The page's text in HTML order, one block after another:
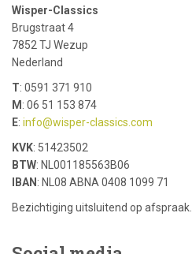
Wisper-Classics
Brugstraat 4
7852 TJ Wezup
Nederland
T: 0591 371 910
M : 06 51 153 874
E: info@wisper-classics.com
KVK: 51423502
BTW: NL001185563B06
IBAN : NL08 ABNA 0408 1099 71
Bezichtiging uitsluitend op afspraak.